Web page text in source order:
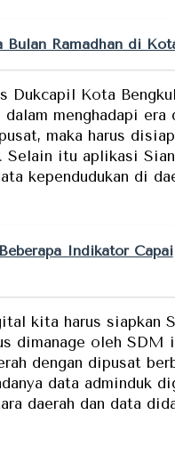
Bulan Ramadhan di
Dukcapil Kota
menghadapi era
maka harus
Selain itu aplikasi
kependudukan di
Indikator Capai
kita harus siapkan
dimanage oleh SDM
dengan dipusat
data adminduk
daerah dan data